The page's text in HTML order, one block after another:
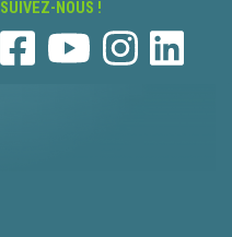
SUIVEZ-NOUS !